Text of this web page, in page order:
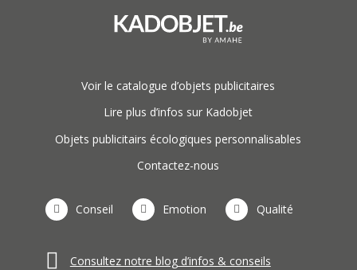
Voir le catalogue d’objets publicitaires
Lire plus d’infos sur Kadobjet
Objets publicitairs écologiques personnalisables
Contactez-nous
Conseil Emotion Qualité
Consultez notre blog d’infos & conseils